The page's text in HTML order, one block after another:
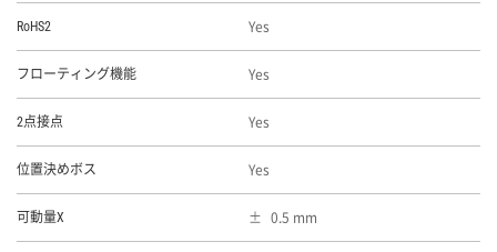
RoHS2 Yes
フローティング機能 Yes
2点接点 Yes
位置決めボス Yes
可動量X 0.5 mm